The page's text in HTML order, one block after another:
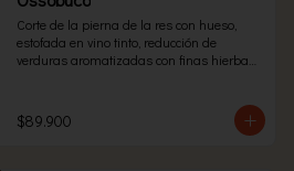
Corte de la pierna de la res con hueso,
estofada en vino tinto, reducción de
verduras aromatizadas con finas hierbas,
$89.900